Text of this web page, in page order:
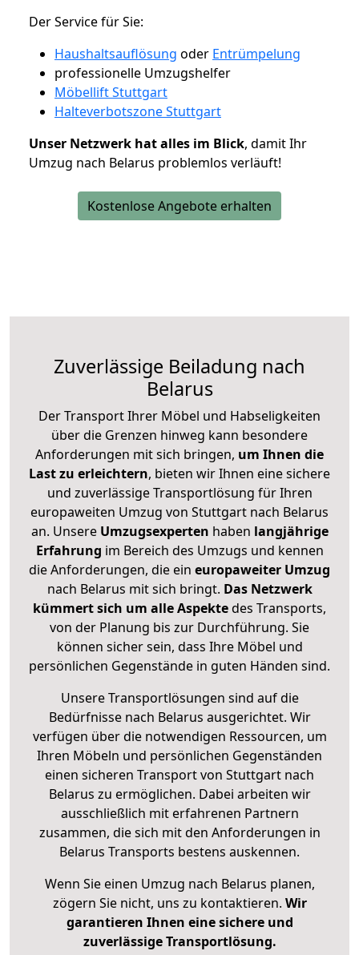
Der Service für Sie:
Haushaltsauflösung oder Entrümpelung
professionelle Umzugshelfer
Möbellift Stuttgart
Halteverbotszone Stuttgart
Unser Netzwerk hat alles im Blick, damit Ihr
Umzug nach Belarus problemlos verläuft!
Kostenlose Angebote erhalten
Zuverlässige Beiladung nach
Belarus
Der Transport Ihrer Möbel und Habseligkeiten
über die Grenzen hinweg kann besondere
Anforderungen mit sich bringen, um Ihnen die
Last zu erleichtern, bieten wir Ihnen eine sichere
und zuverlässige Transportlösung für Ihren
europaweiten Umzug von Stuttgart nach Belarus
an. Unsere Umzugsexperten haben langjährige
Erfahrung im Bereich des Umzugs und kennen
die Anforderungen, die ein europaweiter Umzug
nach Belarus mit sich bringt. Das Netzwerk
kümmert sich um alle Aspektedes Transports,
von der Planung bis zur Durchführung. Sie
können sicher sein, dass Ihre Möbel und
persönlichen Gegenstände in guten Händen sind.
Unsere Transportlösungen sind auf die
Bedürfnisse nach Belarus ausgerichtet. Wir
verfügen über die notwendigen Ressourcen, um
Ihren Möbeln und persönlichen Gegenständen
einen sicheren Transport von Stuttgart nach
Belarus zu ermöglichen. Dabei arbeiten wir
ausschließlich mit erfahrenen Partnern
zusammen, die sich mit den Anforderungen in
Belarus Transports bestens auskennen.
Wenn Sie einen Umzug nach Belarus planen,
zögern Sie nicht, uns zu kontaktieren. Wir
garantieren Ihnen eine sichere und
zuverlässige Transportlösung.